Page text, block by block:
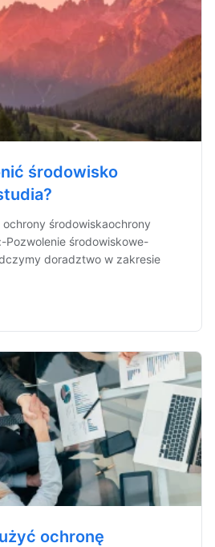
środowisko
środowiskaochrony
Pozwolenie środowiskowe-
doradztwo w zakresie
ochronę